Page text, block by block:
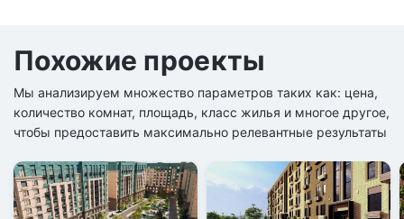
Похожие проекты
Мы анализируем множество параметров таких как: цена,
количество комнат, площадь, класс жилья и многое другое,
чтобы предоставить максимально релевантные результаты